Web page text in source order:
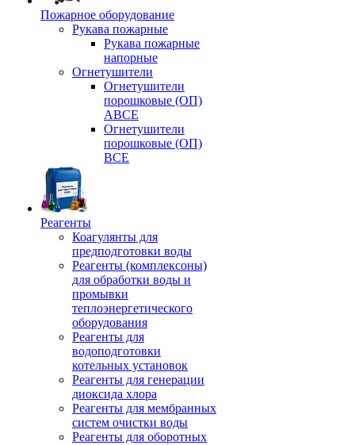
Пожарное оборудование
Рукава пожарные
Рукава пожарные
напорные
Огнетушители
Огнетушители
порошковые (ОП)
АВСЕ
Огнетушители
порошковые (ОП)
ВСЕ
Реагенты
Коагулянты для
предподготовки воды
Реагенты (комплексоны)
для обработки воды и
промывки
теплоэнергетического
оборудования
Реагенты для
водоподготовки
котельных установок
Реагенты для генерации
диоксида хлора
Реагенты для мембранных
систем очистки воды
Реагенты для оборотных